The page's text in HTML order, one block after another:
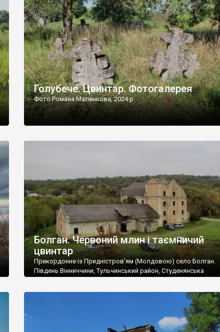
[…]
Голубече. Цвинтар. Фотогалерея
Фото Романа Маленкова, 2024 р.
Болган. Червоний млин і таємничий
цвинтар
Прикордонне із Придністров’ям (Молдовою) село Болган.
Південь Вінниччини, Тульчинський район, Студенянська
старовинний цвинтар із кам’яними хрестами. Всі епітафії, які
збереглися, написані кирилицею, церковнослов’янською
мовою. За всіма традиційними ознаками – цвинтар
український. Хрести датуються 19 століттям. У 1924-1940